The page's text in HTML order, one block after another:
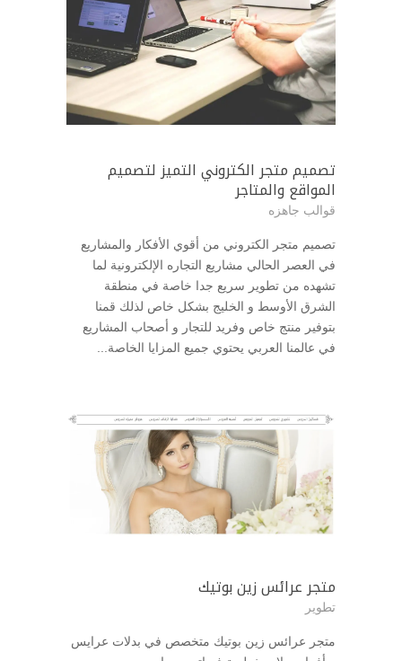
تصميم متجر الكتروني التميز لتصميم
المواقع والمتاجر
قوالب جاهزه
تصميم متجر الكتروني من أقوي الأفكار والمشاريع
في العصر الحالي مشاريع التجاره الإلكترونية لما
تشهده من تطوير سريع جدا خاصة في منطقة
الشرق الأوسط و الخليج بشكل خاص لذلك قمنا
بتوفير منتج خاص وفريد للتجار و أصحاب المشاريع
في عالمنا العربي يحتوي جميع المزايا الخاصة...
متجر عرائس زين بوتيك
تطوير
متجر عرائس زين بوتيك متخصص في بدلات عرايس